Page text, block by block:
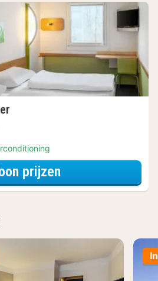
prijzenvoor Beleef de